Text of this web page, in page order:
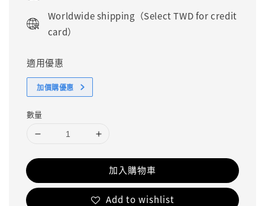
Worldwide shipping（Select TWD for credit
card）
適用優惠
加價購優惠
數量
加入購物車
Add to wishlist